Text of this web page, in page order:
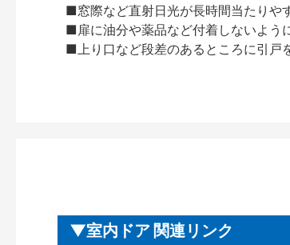
■窓際など直射日光が長時間当たりや
■扉に油分や薬品など付着しないよう
■上り口など段差のあるところに引戸
室内ドア 関連リンク